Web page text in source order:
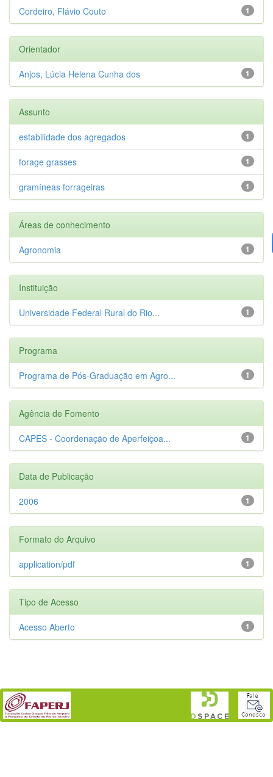
1
Cordeiro, Flávio Couto
Orientador
1
Anjos, Lúcia Helena Cunha dos
Assunto
1
estabilidade dos agregados
1
forage grasses
1
gramíneas forrageiras
Áreas de conhecimento
1
Agronomia
Instituição
1
Universidade Federal Rural do Rio...
Programa
1
Programa de Pós-Graduação em Agro...
Agência de Fomento
1
CAPES - Coordenação de Aperfeiçoa...
Data de Publicação
1
2006
Formato do Arquivo
1
application/pdf
Tipo de Acesso
1
Acesso Aberto